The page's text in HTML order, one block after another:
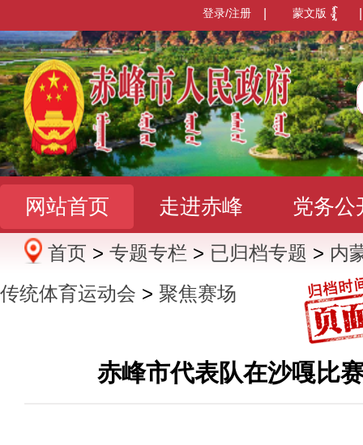
蒙文版
登录/注册
网站首页 走进赤峰 党务公
办事服务 政民互动 数据发
首页 > 专题专栏 > 已归档专题 > 内
传统体育运动会 > 聚焦赛场
赤峰市代表队在沙嘎比